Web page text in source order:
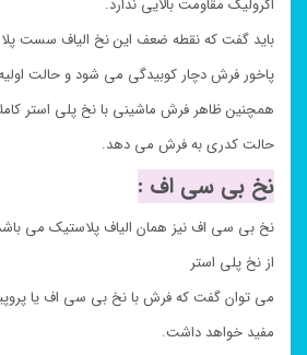
اکرولیک مقاومت بالایی ندارد.
باید گفت که نقطه ضعف این نخ الیاف سست
پاخور فرش دچار کوبیدگی می شود و حالت
همچنین ظاهر فرش ماشینی با نخ پلی استر
حالت کدری به فرش می دهد.
نخ بی سی اف :
نخ بی سی اف نیز همان الیاف پلاستیک می
از نخ پلی استر
می توان گفت که فرش با نخ بی سی اف یا
مفید خواهد داشت.